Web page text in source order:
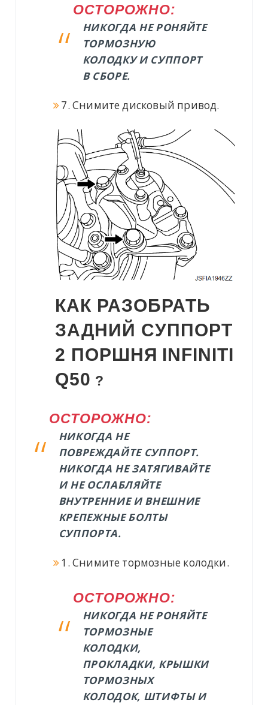
ОСТОРОЖНО:
НИКОГДА НЕ РОНЯЙТЕ
ТОРМОЗНУЮ
КОЛОДКУ И СУППОРТ
В СБОРЕ.
7. Снимите дисковый привод.
КАК РАЗОБРАТЬ
ЗАДНИЙ СУППОРТ
2 ПОРШНЯ INFINITI
Q50 ?
ОСТОРОЖНО:
НИКОГДА НЕ
ПОВРЕЖДАЙТЕ СУППОРТ.
НИКОГДА НЕ ЗАТЯГИВАЙТЕ
И НЕ ОСЛАБЛЯЙТЕ
ВНУТРЕННИЕ И ВНЕШНИЕ
КРЕПЕЖНЫЕ БОЛТЫ
СУППОРТА.
1. Снимите тормозные колодки.
ОСТОРОЖНО:
НИКОГДА НЕ РОНЯЙТЕ
ТОРМОЗНЫЕ
КОЛОДКИ,
ПРОКЛАДКИ, КРЫШКИ
ТОРМОЗНЫХ
КОЛОДОК, ШТИФТЫ И